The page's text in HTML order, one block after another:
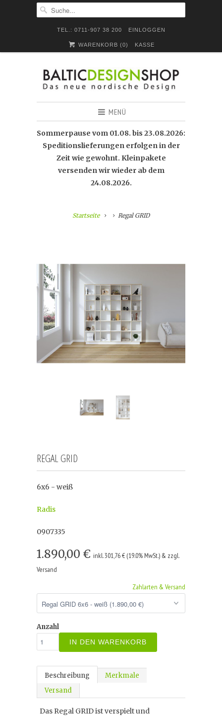
TEL.: 0711-907 38 200 EINLOGGEN
WARENKORB (0) KASSE
MENÜ
Sommerpause vom 01.08. bis 23.08.2026:
Speditionslieferungen erfolgen in der
Zeit wie gewohnt. Kleinpakete
versenden wir wieder ab dem
24.08.2026.
Startseite Regal GRID
REGAL GRID
6x6 - weiß
Radis
0907335
1.890,00 € inkl. 301,76 € (19.0% MwSt.) & zzgl.
Versand
Zahlarten & Versand
Anzahl
IN DEN WARENKORB
Beschreibung
Merkmale
Versand
Das Regal GRID ist verspielt und